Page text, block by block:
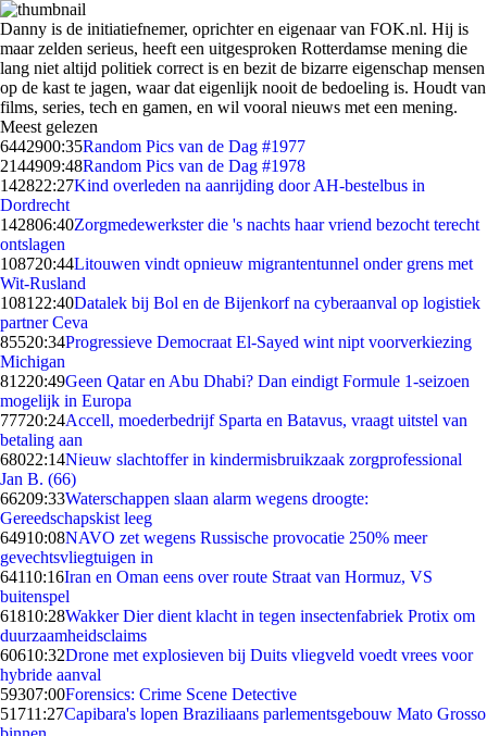
Danny is de initiatiefnemer, oprichter en eigenaar van FOK.nl. Hij is
maar zelden serieus, heeft een uitgesproken Rotterdamse mening die
lang niet altijd politiek correct is en bezit de bizarre eigenschap mensen
op de kast te jagen, waar dat eigenlijk nooit de bedoeling is. Houdt van
films, series, tech en gamen, en wil vooral nieuws met een mening.
Meest gelezen
6442900:35Random Pics van de Dag #1977
2144909:48Random Pics van de Dag #1978
142822:27Kind overleden na aanrijding door AH-bestelbus in
Dordrecht
142806:40Zorgmedewerkster die 's nachts haar vriend bezocht terecht
ontslagen
108720:44Litouwen vindt opnieuw migrantentunnel onder grens met
Wit-Rusland
1081 22:40Datalek bij Bol en de Bijenkorf na cyberaanval op logistiek
partner Ceva
85520:34Progressieve Democraat El-Sayed wint nipt voorverkiezing
Michigan
81220:49Geen Qatar en Abu Dhabi? Dan eindigt Formule 1-seizoen
mogelijk in Europa
77720:24Accell, moederbedrijf Sparta en Batavus, vraagt uitstel van
betaling aan
68022:14Nieuw slachtoffer in kindermisbruikzaak zorgprofessional
Jan B. (66)
66209:33Waterschappen slaan alarm wegens droogte:
Gereedschapskist leeg
64910:08NAVO zet wegens Russische provocatie 250% meer
gevechtsvliegtuigen in
64110:16Iran en Oman eens over route Straat van Hormuz, VS
buitenspel
61810:28Wakker Dier dient klacht in tegen insectenfabriek Protix om
duurzaamheidsclaims
60610:32Drone met explosieven bij Duits vliegveld voedt vrees voor
hybride aanval
59307:00Forensics: Crime Scene Detective
51711:27Capibara's lopen Braziliaans parlementsgebouw Mato Grosso